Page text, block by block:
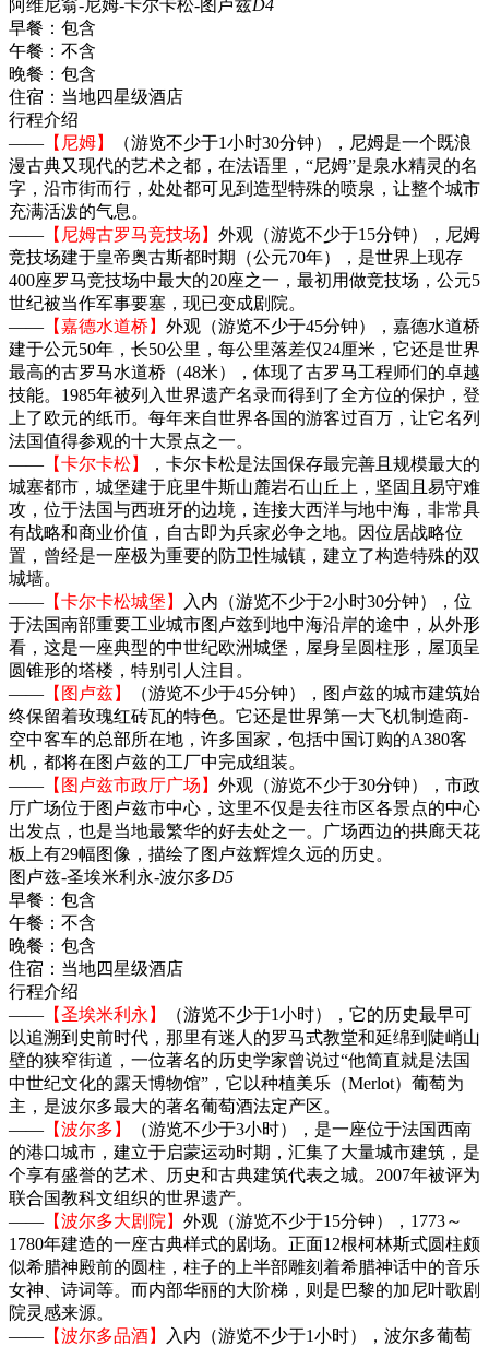
阿维尼翁-尼姆-卡尔卡松-图卢兹D4
早餐： 包含
午餐： 不含
晚餐： 包含
住宿： 当地四星级酒店
行程介绍
—— 【尼姆】
（游览不少于1小时30分钟），尼姆是一个既浪
漫古典又现代的艺术之都，在法语里，“尼姆”是泉水精灵的名
字，沿市街而行，处处都可见到造型特殊的喷泉，让整个城市
充满活泼的气息。
—— 【尼姆古罗马竞技场】 外观（游览不少于15分钟），尼姆
竞技场建于皇帝奥古斯都时期（公元70年），是世界上现存
400座罗马竞技场中最大的20座之一，最初用做竞技场，公元5
世纪被当作军事要塞，现已变成剧院。
—— 【嘉德水道桥】 外观（游览不少于45分钟），嘉德水道桥
建于公元50年，长50公里，每公里落差仅24厘米，它还是世界
最高的古罗马水道桥（48米），体现了古罗马工程师们的卓越
技能。1985年被列入世界遗产名录而得到了全方位的保护，登
上了欧元的纸币。每年来自世界各国的游客过百万，让它名列
法国值得参观的十大景点之一。
—— 【卡尔卡松】
，卡尔卡松是法国保存最完善且规模最大的
城塞都市，城堡建于庇里牛斯山麓岩石山丘上，坚固且易守难
攻，位于法国与西班牙的边境，连接大西洋与地中海，非常具
有战略和商业价值，自古即为兵家必争之地。因位居战略位
置，曾经是一座极为重要的防卫性城镇，建立了构造特殊的双
城墙。
—— 【卡尔卡松城堡】
入内（游览不少于2小时30分钟），位
于法国南部重要工业城市图卢兹到地中海沿岸的途中，从外形
看，这是一座典型的中世纪欧洲城堡，屋身呈圆柱形，屋顶呈
圆锥形的塔楼，特别引人注目。
—— 【图卢兹】
（游览不少于45分钟），图卢兹的城市建筑始
终保留着玫瑰红砖瓦的特色。它还是世界第一大飞机制造商-
空中客车的总部所在地，许多国家，包括中国订购的A380客
机，都将在图卢兹的工厂中完成组装。
—— 【图卢兹市政厅广场】 外观（游览不少于30分钟），市政
厅广场位于图卢兹市中心，这里不仅是去往市区各景点的中心
出发点，也是当地最繁华的好去处之一。广场西边的拱廊天花
板上有29幅图像，描绘了图卢兹辉煌久远的历史。
图卢兹-圣埃米利永-波尔多D5
早餐： 包含
午餐： 不含
晚餐： 包含
住宿： 当地四星级酒店
行程介绍
—— 【圣埃米利永】
（游览不少于1小时），它的历史最早可
以追溯到史前时代，那里有迷人的罗马式教堂和延绵到陡峭山
壁的狭窄街道，一位著名的历史学家曾说过“他简直就是法国
中世纪文化的露天博物馆”，它以种植美乐（Merlot）葡萄为
主，是波尔多最大的著名葡萄酒法定产区。
—— 【波尔多】
（游览不少于3小时），是一座位于法国西南
的港口城市，建立于启蒙运动时期，汇集了大量城市建筑，是
个享有盛誉的艺术、历史和古典建筑代表之城。2007年被评为
联合国教科文组织的世界遗产。
—— 【波尔多大剧院】 外观（游览不少于15分钟），1773～
1780年建造的一座古典样式的剧场。正面12根柯林斯式圆柱颇
似希腊神殿前的圆柱，柱子的上半部雕刻着希腊神话中的音乐
女神、诗词等。而内部华丽的大阶梯，则是巴黎的加尼叶歌剧
院灵感来源。
—— 【波尔多品酒】
入内（游览不少于1小时），波尔多葡萄